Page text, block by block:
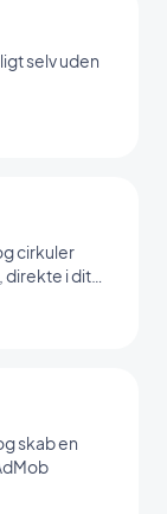
selv uden
cirkuler
direkte i dit
skab en